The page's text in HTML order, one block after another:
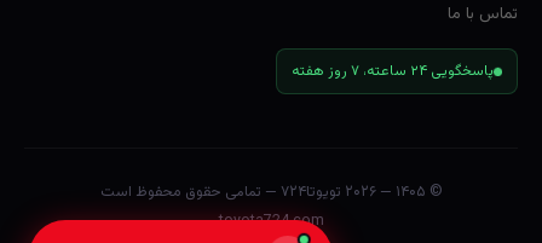
تماس با ما
پاسخگویی ۲۴ ساعته، ۷ روز هفته
© ۱۴۰۵ — ۲۰۲۶ تویوتا۷۲۴
— تمامی حقوق محفوظ است
toyota724.com